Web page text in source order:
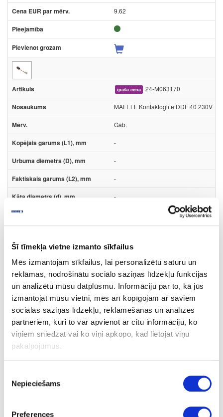
Šī tīmekļa vietne izmanto sīkfailus
Mēs izmantojam sīkfailus, lai personalizētu saturu un
reklāmas, nodrošinātu sociālo saziņas līdzekļu funkcijas
un analizētu mūsu datplūsmu. Informāciju par to, kā jūs
izmantojat mūsu vietni, mēs arī kopīgojam ar saviem
sociālās saziņas līdzekļu, reklamēšanas un analīzes
partneriem, kuri to var apvienot ar citu informāciju, ko
viņiem sniedzat vai ko viņi apkopo, kad lietojat viņu
pakalpojumus.
izvēle
Nepieciešams
Preferences
9.62
īpaša cena 24-M063170
MAFELL Kontaktoglīte DDF 40 230V
Gab.
-
-
-
-
8.10
24-M203473